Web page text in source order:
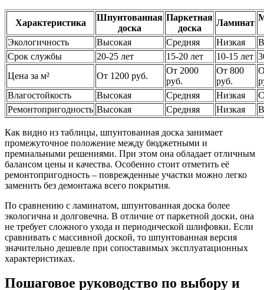
Характеристика
Шпунтованная
доска
Паркетная
доска
Ламинат
Экологичность Высокая Средняя Низкая
Срок службы
20-25 лет 15-20 лет 10-15 лет
Цена за м²
От 1200 руб.
От 2000
руб.
От 800
руб.
Влагостойкость
Высокая Средняя Низкая
Ремонтопригодность Высокая Средняя Низкая
Как видно из таблицы, шпунтованная доска занимает
промежуточное положение между бюджетными и
премиальными решениями. При этом она обладает отличным
балансом цены и качества. Особенно стоит отметить её
ремонтопригодность – поврежденные участки можно легко
заменить без демонтажа всего покрытия.
По сравнению с ламинатом, шпунтованная доска более
экологична и долговечна. В отличие от паркетной доски, она
не требует сложного ухода и периодической шлифовки. Если
сравнивать с массивной доской, то шпунтованная версия
значительно дешевле при сопоставимых эксплуатационных
характеристиках.
Пошаговое руководство по выбору и